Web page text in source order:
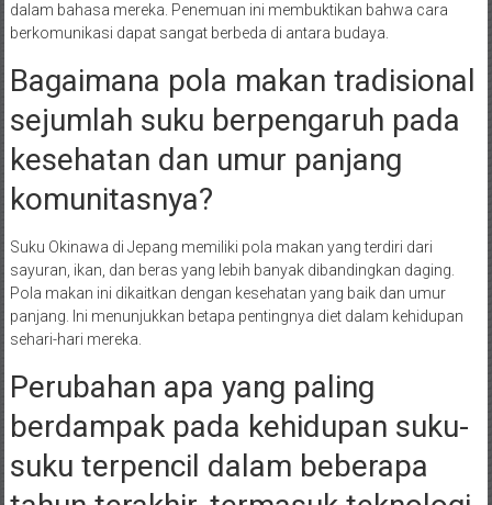
dalam bahasa mereka. Penemuan ini membuktikan bahwa cara
berkomunikasi dapat sangat berbeda di antara budaya.
Bagaimana pola makan tradisional
sejumlah suku berpengaruh pada
kesehatan dan umur panjang
komunitasnya?
Suku Okinawa di Jepang memiliki pola makan yang terdiri dari
sayuran, ikan, dan beras yang lebih banyak dibandingkan daging.
Pola makan ini dikaitkan dengan kesehatan yang baik dan umur
panjang. Ini menunjukkan betapa pentingnya diet dalam kehidupan
sehari-hari mereka.
Perubahan apa yang paling
berdampak pada kehidupan suku-
suku terpencil dalam beberapa